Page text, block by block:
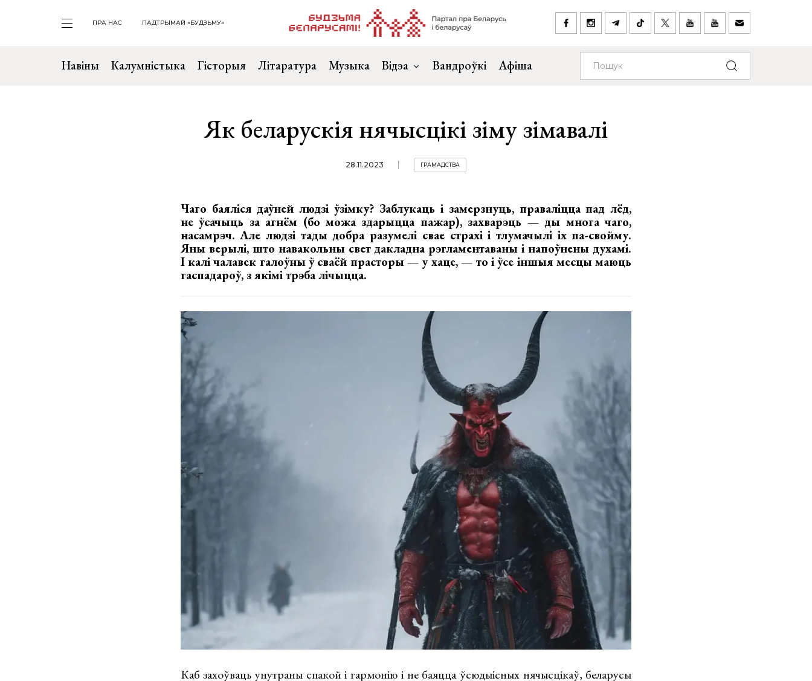
ПРА НАС ПАДТРЫМАЙ «БУДЗЬМУ»
Навіны Калумністыка Гісторыя Літаратура Музыка Відэа Вандроўкі Афіша
Як беларускія нячысцікі зіму зімавалі
28.11.2023 ГРАМАДСТВА
Чаго баяліся даўней людзі ўзімку? Заблукаць і замерзнуць, праваліцца пад лёд,
не ўсачыць за агнём (бо можа здарыцца пажар), захварэць — ды многа чаго,
насамрэч. Але людзі тады добра разумелі свае страхі і тлумачылі іх па-свойму.
Яны верылі, што навакольны свет дакладна рэгламентаваны і напоўнены духамі.
І калі чалавек галоўны ў сваёй прасторы — у хаце, — то і ўсе іншыя месцы маюць
гаспадароў, з якімі трэба лічыцца.
Каб захоўваць унутраны спакой і гармонію і не баяцца ўсюдыісных нячысцікаў, беларусы